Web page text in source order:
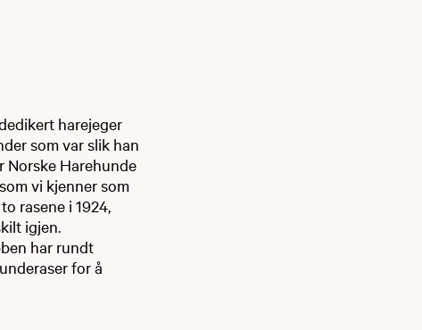
harejeger
som var slik han
Norske Harehunde
vi kjenner som
rasene i 1924,
igjen.
har rundt
for å